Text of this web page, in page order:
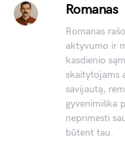
Romanas
Romanas
aktyvumo ir
kasdienio
skaitytojams
savijautą,
gyvenimiška
neprimesti
būtent tau.